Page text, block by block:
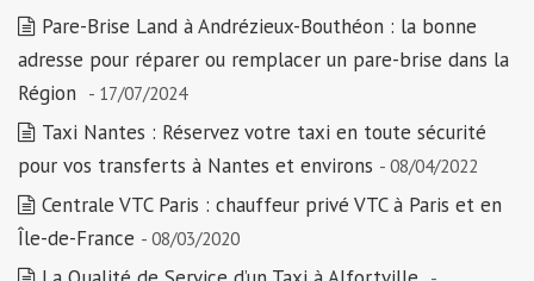
Pare-Brise Land à Andrézieux-Bouthéon : la bonne
adresse pour réparer ou remplacer un pare-brise dans la
Région - 17/07/2024
Taxi Nantes : Réservez votre taxi en toute sécurité
pour vos transferts à Nantes et environs - 08/04/2022
Centrale VTC Paris : chauffeur privé VTC à Paris et en
Île-de-France - 08/03/2020